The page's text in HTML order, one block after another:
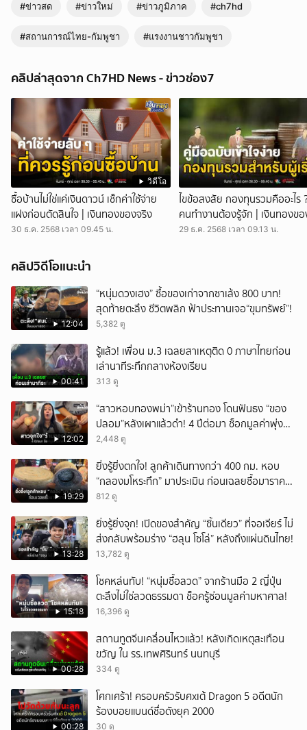
ข่าวเย็นประเด็นร้อน - แม้สถานการณ์ความตึงเครียดบริเวณชายแดนจะลด
หลักหมื่นเหลือเพียงหลักพันคน บางด่านไม่มีชาวกมพูชากลับเลย ที่จุดผ่าน
แดนถาวรบ้านแหลม อำเภอโป่งน้ำร้อน จังหวัดจันทบุรี ชาวกัมพูชานับพัน
คนไปรอข้ามแดนกลับบ้าน แต่วันนี้ แตกต่างจากเมื่อวานที่มีหลักหมื่น วันนี้
ลดลงเหลือเพียง 2,000 คน เจ้าหน้าที่ประเมินว่า อาจเพราะก่อนหน้านี้เดิน
ทางกลับไปเป็นจำนวนมากแล้วทำให้เบาบางลง หรืออาจเห็นข่าวว่า ที่จุดนี้มี
ชาวกัมพูชารอข้ามแดนหนาแน่น จึงไปที่จุดอื่นแทน เช่นเดียวกับด่านอื่น ๆ
อย่าง จุดผ่านแดนถาวรบ้านผักกาด พบชาวกัมพูชาทยอยเดินทางกลับไม่เกิน
2,000 คนเช่นกัน แต่ที่ด่านถาวรบ้านคลองลึก อำเภออรัญประเทศ จังหวัด
สระแก้ว วันนี้ต่างจากเมื่อวาน ไม่มีชาวกัมพูชาเดินทางกลับแม่แต่คนเดียว
ทำให้บรรยากาศที่หน้าด่านเงียบมาก ซึ่งโดยปกติบริเวณหน้าด่านคลองลึก
บางส่วนรอรับการผลักดันกลับ ส่วนสาเหตุคาดว่า มาจากที่เมื่อวานนี้ เจ้า
หน้าที่ใช้เวลาผลักดันชาวกัมพูชากลับประเทศนานถึง 3 ชั่วโมง มีชาว
กัมพูชาจำนวนมากเดินทางกลับ ทำให้ไม่มีผู้ที่ตกค้าง หรือรอข้ามแดน เดิน
ทางข้ามแดนไปจนหมดแล้ว กดติดตามช่อง CH7HD News ได้ที่ :
https://cutt.ly/YTch7hdnews ติดตามข่าวสารเพิ่มเติมได้ที่ :
https://news.ch7.com #ข่าวเย็นประเด็นร้อน #ข่าวช่อง7
#CH7HDNEWS ติดตาม CH7HD News และ TERO Digital ได้ที่ :
https://linktr.ee/ch7hdnews_tero
#ข่าวสด #ข่าวใหม่ #ข่าวภูมิภาค #ch7hd
#สถานการณ์ไทย-กัมพูชา #แรงงานชาวกัมพูชา
คลิปล่าสุดจาก Ch7HD News - ข่าวช่อง7
วิดีโอ
ซื้อบ้านไม่ใช่แค่เงินดาวน์ เช็กค่าใช้จ่าย
แฝงก่อนตัดสินใจ | เงินทองของจริง
30 ธ.ค. 2568 เวลา 09.45 น.
ไขข้อสงสัย กองทุนรวมคืออะไร
คนทำงานต้องรู้จัก | เงินทองขอ
29 ธ.ค. 2568 เวลา 09.13 น.
คลิปวิดีโอแนะนำ
12:04
“หนุ่มดวงเฮง” ซื้อของเก่าจากซาเล้ง 800 บาท!
สุดท้ายตะลึง ชีวิตพลิก ฟ้าประทานเจอ“ขุมทรัพย์”!
5,382 ดู
00:41
รู้แล้ว! เพื่อน ม.3 เฉลยสาเหตุติด 0 ภาษาไทยก่อน
เล่านาทีระทึกกลางห้องเรียน
313 ดู
12:02
“สาวหอบทองพม่า”เข้าร้านทอง โดนฟันธง “ของ
ปลอม”หลังเผาแล้วดำ! 4 ปีต่อมา ช็อกมูลค่าพุ่ง
มหาศาล!
2,448 ดู
19:29
ยิ่งรู้ยิ่งตกใจ! ลูกค้าเดินทางกว่า 400 กม. หอบ
“กลองมโหระทึก” มาประเมิน ก่อนเฉลยซื้อมาราคา
เท่าไหร่?
812 ดู
13:28
ยิ่งรู้ยิ่งจุก! เปิดของสำคัญ “ชิ้นเดียว” ที่จอเจียร์ ไม่
ส่งกลับพร้อมร่าง “ฮลุน โซโล่” หลังถึงแผ่นดินไทย!
13,782 ดู
15:18
โชคหล่นทับ! “หนุ่มซื้อลวด” จากร้านมือ 2 ญี่ปุ่น
ตะลึงไม่ใช่ลวดธรรมดา ช็อครู้ซ่อนมูลค่ามหาศาล!
16,396 ดู
00:28
สถานทูตจีนเคลื่อนไหวแล้ว! หลังเกิดเหตุสะเทือน
ขวัญ ใน รร.เทพศิรินทร์ นนทบุรี
334 ดู
00:28
โศกเศร้า! ครอบครัวรับศxเต้ Dragon 5 อดีตนัก
ร้องบอยแบนด์ชื่อดังยุค 2000
30 ดู